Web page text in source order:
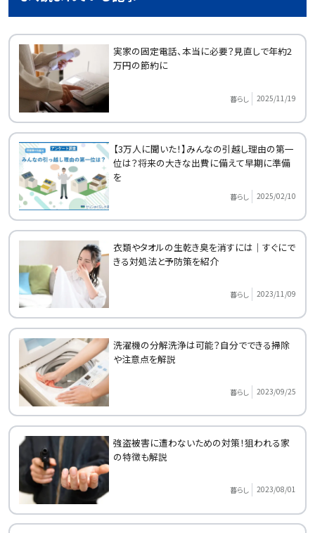
実家の固定電話、本当に必要？見直しで年約2
万円の節約に
暮らし 2025/11/19
【3万人に聞いた！】みんなの引越し理由の第一
位は？将来の大きな出費に備えて早期に準備
を
暮らし 2025/02/10
衣類やタオルの生乾き臭を消すには｜すぐにで
きる対処法と予防策を紹介
暮らし 2023/11/09
洗濯機の分解洗浄は可能？自分でできる掃除
や注意点を解説
暮らし 2023/09/25
強盗被害に遭わないための対策！狙われる家
の特徴も解説
暮らし 2023/08/01